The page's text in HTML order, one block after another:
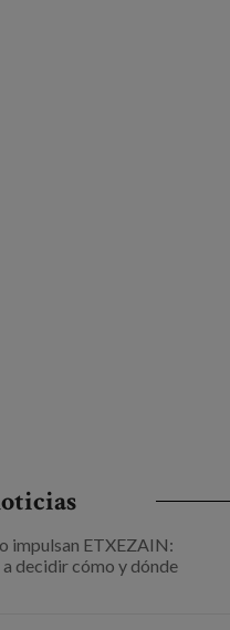
impulsan ETXEZAIN:
decidir cómo y dónde